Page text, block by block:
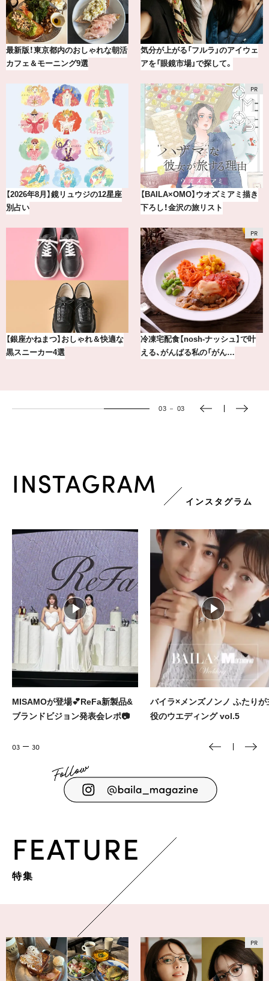
最新版！東京都内のおしゃれな朝活
カフェ＆モーニング9選
気分が上がる「フルラ」のアイウェ
アを「眼鏡市場」で探して。
【2026年8月】鏡リュウジの12星座
別占い
【BAILA×OMO】ウオズミアミ描き
下ろし！金沢の旅リスト
【銀座かねまつ】おしゃれ＆快適な
黒スニーカー4選
冷凍宅配食【nosh-ナッシュ】で叶
える、がんばる私の「がん…
03 － 03
INSTAGRAM
インスタグラム
MISAMOが登場💕ReFa新製品&
ブランドビジョン発表会レポ📷️
バイラ×メンズノンノ ふたりが
役のウエディング vol.5
03 30
FEATURE
特集